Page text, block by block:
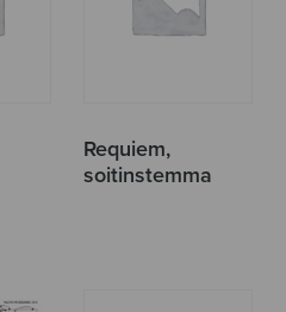
Requiem,
soitinstemma